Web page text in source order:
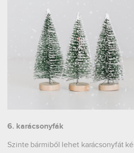
6. karácsonyfák
Szinte bármiből lehet karácsonyfát